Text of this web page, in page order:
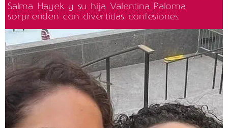
Salma Hayek y su hija Valentina Paloma
sorprenden con divertidas confesiones